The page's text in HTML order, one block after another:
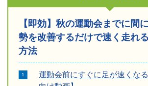
【即効】秋の運動会までに
勢を改善するだけで速く走れ
方法
運動会前にすぐに足が速くな